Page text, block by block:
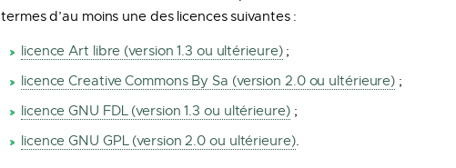
termes d’au moins une des licences suivantes :
licence Art libre (version 1.3 ou ultérieure);
licence Creative Commons By Sa (version 2.0 ou ultérieure) ;
licence GNU FDL (version 1.3 ou ultérieure);
licence GNU GPL (version 2.0 ou ultérieure).